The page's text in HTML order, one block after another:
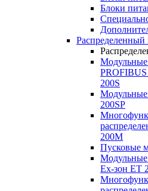
Блоки
Модульные
200S
Модульные
200SP
200M
Пусковые
Модульные
Ex-зон ET